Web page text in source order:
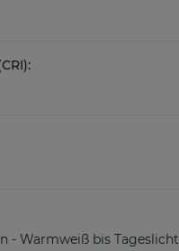
- Warmweiß bis Tageslicht